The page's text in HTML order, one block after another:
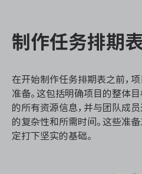
制作任务排期
在开始制作任务排期表之前，
准备。这包括明确项目的整体
的所有资源信息，并与团队成
的复杂性和所需时间。这些准
定打下坚实的基础。